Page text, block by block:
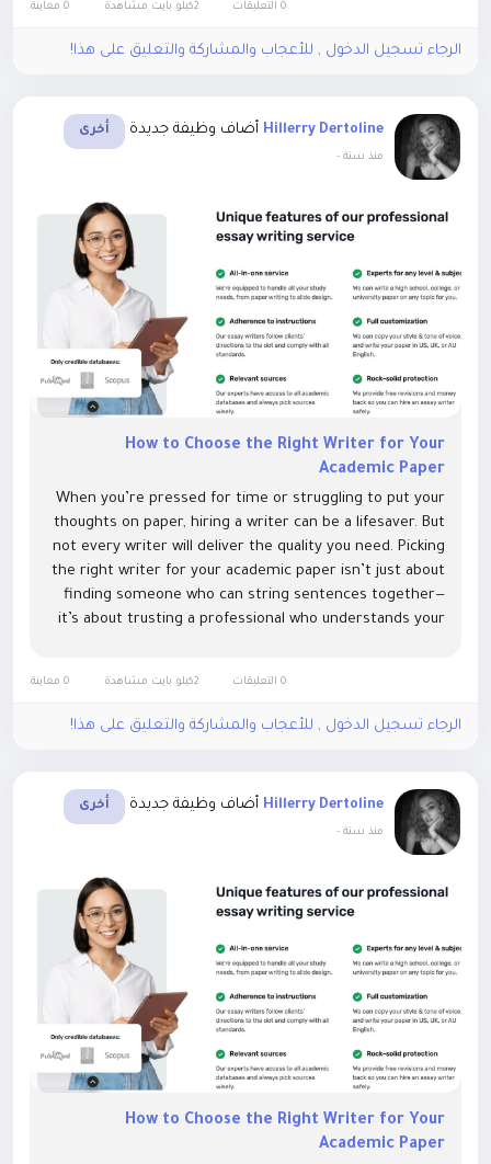
0 التعليقات 0 معاينة
الرجاء تسجيل الدخول , للأعجاب والمشاركة والتعليق على هذا!
Hillerry Dertoline أضاف وظيفة جديدة أخرى
منذ سنة -
How to Choose the Right Writer for Your
Academic Paper
When you’re pressed for time or struggling to put your
thoughts on paper, hiring a writer can be a lifesaver. But
not every writer will deliver the quality you need. Picking
the right writer for your academic paper isn’t just about
finding someone who can string sentences together—
it’s about trusting a professional who understands your
0 التعليقات 0 معاينة
الرجاء تسجيل الدخول , للأعجاب والمشاركة والتعليق على هذا!
Hillerry Dertoline أضاف وظيفة جديدة أخرى
منذ سنة -
How to Choose the Right Writer for Your
Academic Paper